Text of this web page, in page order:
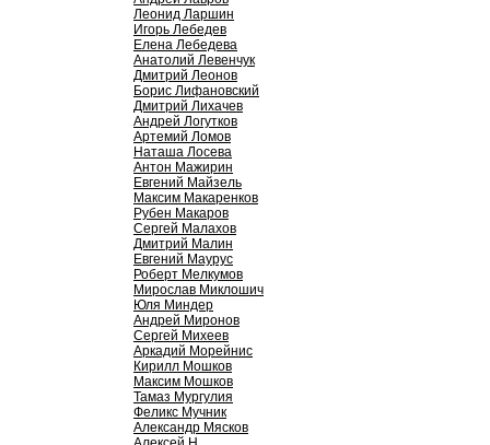
Леонид Ларшин
Игорь Лебедев
Елена Лебедева
Анатолий Левенчук
Дмитрий Леонов
Борис Лифановский
Дмитрий Лихачев
Андрей Логутков
Артемий Ломов
Наташа Лосева
Антон Мажирин
Евгений Майзель
Максим Макаренков
Рубен Макаров
Сергей Малахов
Дмитрий Малин
Евгений Маурус
Роберт Мелкумов
Мирослав Миклошич
Юля Миндер
Андрей Миронов
Сергей Михеев
Аркадий Морейнис
Кирилл Мошков
Максим Мошков
Тамаз Мургулия
Феликс Мучник
Александр Мясков